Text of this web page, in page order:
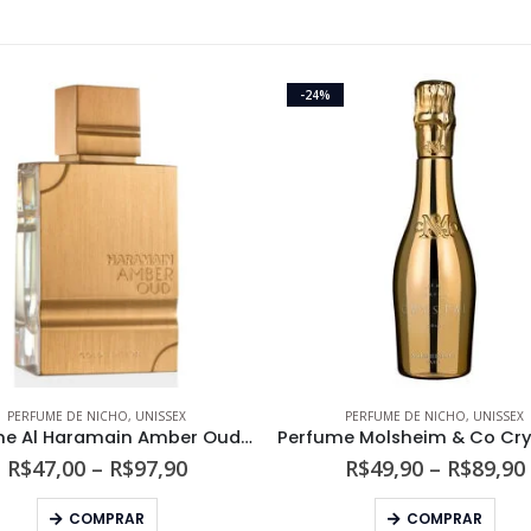
PERFUME DE NICHO, UNISSEX
Perfume Al Haramain Amber Oud Gold Edition Unissex Eau de Parfum
R$47,00 – R$97,90Faixa
COMPRAR
Este produto tem várias variantes. As opções podem ser escolhidas na página do produto
-24%
PERFUME DE NICHO, UNISSEX
R$49,90 – R$89,90
COMPRAR
Este produto tem várias variantes. As opções podem ser